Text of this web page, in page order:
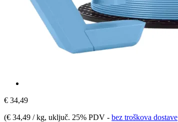
€ 34,49
(€ 34,49 / kg, uključ. 25% PDV - bez troškova dostave